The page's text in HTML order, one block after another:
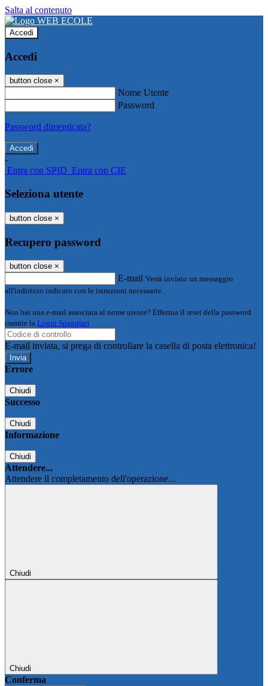
Salta al contenuto
Accedi
Accedi
button close ×
Nome Utente
Password
Password dimenticata?
-
Entra con SPID Entra con CIE
Seleziona utente
button close ×
Recupero password
button close ×
E-mail Verrà inviato un messaggio
all'indirizzo indicato con le istruzioni necessarie.
Non hai una e-mail associata al nome utente? Effettua il reset della password
tramite la Login Spaggiari
E-mail inviata, si prega di controllare la casella di posta elettronica!
Errore
Chiudi
Successo
Chiudi
Informazione
Chiudi
Attendere...
Attendere il completamento dell'operazione...
Chiudi
Chiudi
Conferma